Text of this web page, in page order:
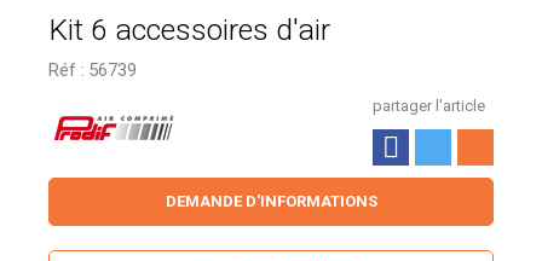
Kit 6 accessoires d'air
Réf : 56739
partager l'article
DEMANDE D'INFORMATIONS